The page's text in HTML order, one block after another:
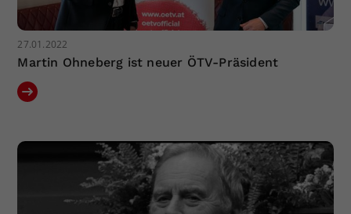
27.01.2022
Martin Ohneberg ist neuer ÖTV-Präsident